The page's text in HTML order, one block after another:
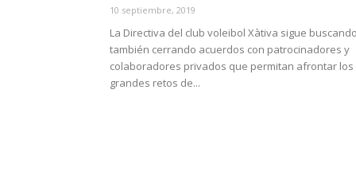
10 septiembre, 2019
La Directiva del club voleibol Xàtiva sigue
también cerrando acuerdos con patrocinadores y
colaboradores privados que permitan afrontar los
grandes retos de...